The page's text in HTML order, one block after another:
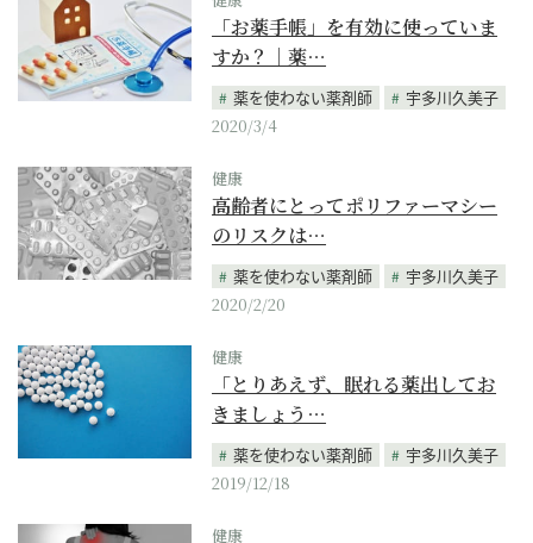
「お薬手帳」を有効に使っていま
すか？｜薬…
薬を使わない薬剤師
宇多川久美子
2020/3/4
健康
高齢者にとってポリファーマシー
のリスクは…
薬を使わない薬剤師
宇多川久美子
2020/2/20
健康
「とりあえず、眠れる薬出してお
きましょう…
薬を使わない薬剤師
宇多川久美子
2019/12/18
健康